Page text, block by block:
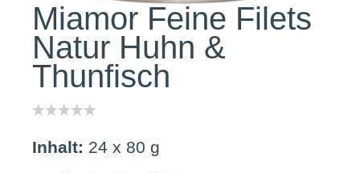
Miamor Feine Filets
Natur Huhn &
Thunfisch
Inhalt: 24 x 80 g